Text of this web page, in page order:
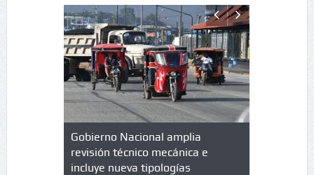
de
en
Gobierno Nacional amplia
revisión técnico mecánica e
incluye nueva tipologías